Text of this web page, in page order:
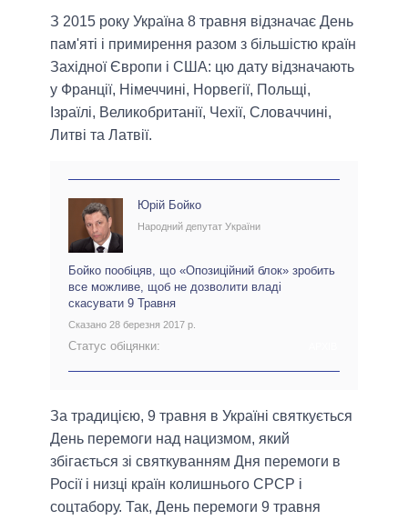
З 2015 року Україна 8 травня відзначає День
пам'яті і примирення разом з більшістю країн
Західної Європи і США: цю дату відзначають
у Франції, Німеччині, Норвегії, Польщі,
Ізраїлі, Великобританії, Чехії, Словаччині,
Литві та Латвії.
Юрій Бойко
Народний депутат України
Бойко пообіцяв, що «Опозиційний блок» зробить
все можливе, щоб не дозволити владі
скасувати 9 Травня
Сказано 28 березня 2017 р.
Статус обіцянки:
За традицією, 9 травня в Україні святкується
День перемоги над нацизмом, який
збігається зі святкуванням Дня перемоги в
Росії і низці країн колишнього СРСР і
соцтабору. Так, День перемоги 9 травня